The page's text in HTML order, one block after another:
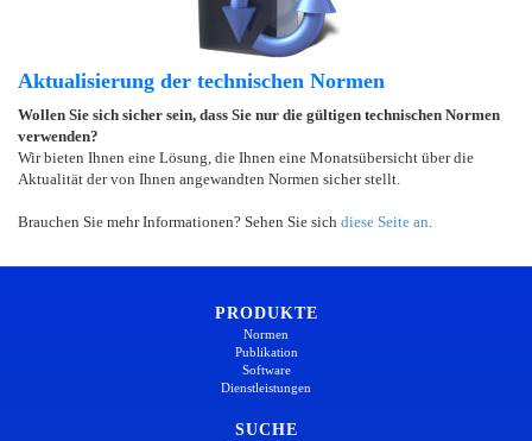
Aktualisierung der technischen Normen
Wollen Sie sich sicher sein, dass Sie nur die gültigen technischen Normen
verwenden?
Wir bieten Ihnen eine Lösung, die Ihnen eine Monatsübersicht über die
Aktualität der von Ihnen angewandten Normen sicher stellt.
Brauchen Sie mehr Informationen? Sehen Sie sich diese Seite an
PRODUKTE
Normen
Publikation
Software
Dienstleistungen
SUCHE